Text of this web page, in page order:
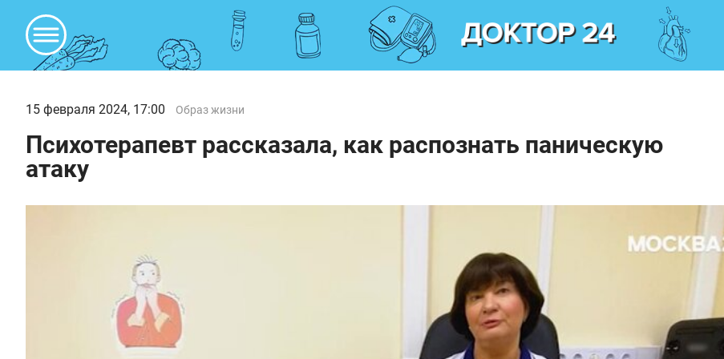
15 февраля 2024, 17:00 Образ жизни
Психотерапевт рассказала, как распознать паническую
атаку